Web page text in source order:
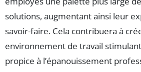
solutions, augmentant ainsi leur
savoir-faire. Cela contribuera à
environnement de travail
propice à l’épanouissement